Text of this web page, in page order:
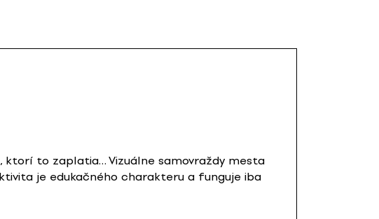
ktorí to zaplatia… Vizuálne samovraždy mesta
je edukačného charakteru a funguje iba